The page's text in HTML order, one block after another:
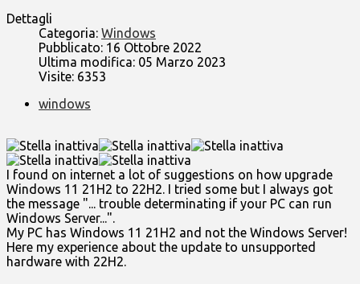
Dettagli
Categoria: Windows
Pubblicato: 16 Ottobre 2022
Ultima modifica: 05 Marzo 2023
Visite: 6353
windows
I found on internet a lot of suggestions on how upgrade
Windows 11 21H2 to 22H2. I tried some but I always got
the message "... trouble determinating if your PC can run
Windows Server...".
My PC has Windows 11 21H2 and not the Windows Server!
Here my experience about the update to unsupported
hardware with 22H2.